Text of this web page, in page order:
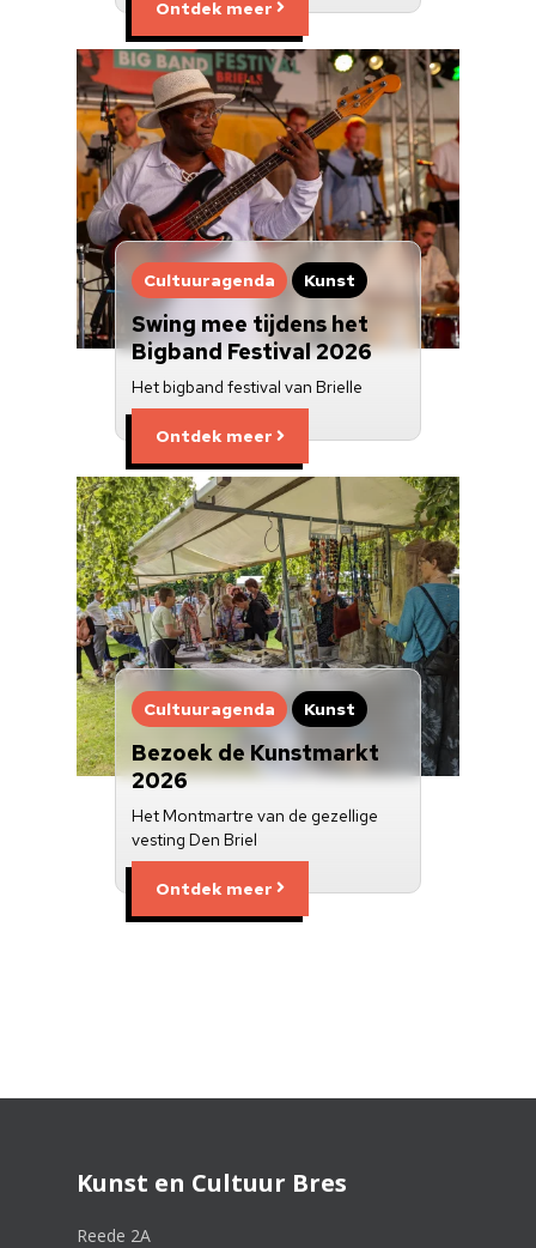
Ontdek meer
Cultuuragenda Kunst
Swing mee tijdens het
Bigband Festival 2026
Het bigband festival van Brielle
Ontdek meer
Cultuuragenda Kunst
Bezoek de Kunstmarkt
2026
Het Montmartre van de gezellige
vesting Den Briel
Ontdek meer
Kunst en Cultuur Bres
Reede 2A